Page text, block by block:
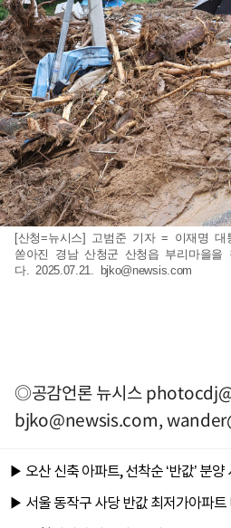
[산청=뉴시스] 고범준 기자 = 이재명 대
쏟아진 경남 산청군 산청읍 부리마을
다. 2025.07.21. bjko@newsis.com
◎공감언론 뉴시스
bjko@newsis.com,